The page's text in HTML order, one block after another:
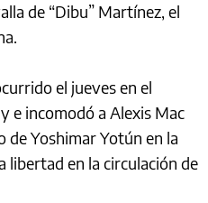
de “Dibu” Martínez, el
el jueves en el
e incomodó a Alexis Mac
Yoshimar Yotún en la
libertad en la circulación de